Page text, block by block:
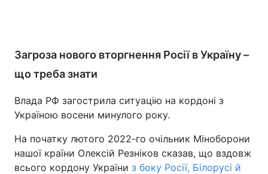
Загроза нового вторгнення Росії в Україну –
що треба знати
Влада РФ загострила ситуацію на кордоні з
Україною восени минулого року.
На початку лютого 2022-го очільник Міноборони
нашої країни Олексій Резніков сказав, що вздовж
всього кордону України з боку Росії, Білорусі й